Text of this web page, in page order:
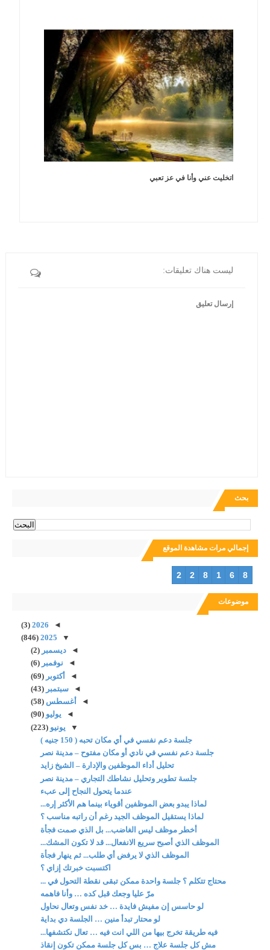
اتخليت عني وأنا في عز تعبي
ليست هناك تعليقات:
إرسال تعليق
بحث
إجمالي مرات مشاهدة الموقع
2 2 8 1 6 8
موضوعات
◄
2026
(3)
▼
2025
(846)
◄ديسمبر(2)
◄ نوفمبر(6)
◄أكتوبر(69)
◄سبتمبر(43)
◄
أغسطس(58)
◄ يوليو(90)
▼ يونيو(223)
جلسة دعم نفسي في أي مكان تحبه ( 150 جنيه )
جلسة دعم نفسي في نادي أو مكان مفتوح – مدينة نصر
تحليل أداء الموظفين والإدارة – الشيخ زايد
جلسة تطوير وتحليل نشاطك التجاري – مدينة نصر
عندما يتحول النجاح إلى عبء
لماذا يبدو بعض الموظفين أقوياء بينما هم الأكثر إره...
لماذا يستقيل الموظف الجيد رغم أن راتبه مناسب ؟
أخطر موظف ليس الغاضب... بل الذي صمت فجأة
الموظف الذي أصبح سريع الانفعال... قد لا تكون المشك...
الموظف الذي لا يرفض أي طلب... ثم ينهار فجأة
اكتسبت خبرتك إزاي ؟
محتاج تتكلم ؟ جلسة واحدة ممكن تبقى نقطة التحول في ...
مرّ عليا وجعك قبل كده … وأنا فاهمه
لو حاسس إن مفيش فايدة … خد نفس وتعال نحاول
لو محتار تبدأ منين … الجلسة دي بداية
فيه طريقة تخرج بيها من اللي انت فيه … تعال نكتشفها...
مش كل جلسة علاج … بس كل جلسة ممكن تكون إنقاذ